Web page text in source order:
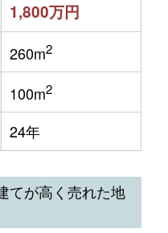
1,800万円
260m2
100m2
24年
てが高く売れた地